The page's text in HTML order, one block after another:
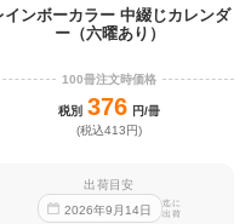
インボーカラー 中綴じカレンダ
ー（六曜あり）
100冊注文時価格
税別 376 円/冊
(税込413円)
出荷目安
2026年9 月 14日
迄に
出荷